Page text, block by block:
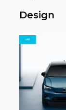
Design